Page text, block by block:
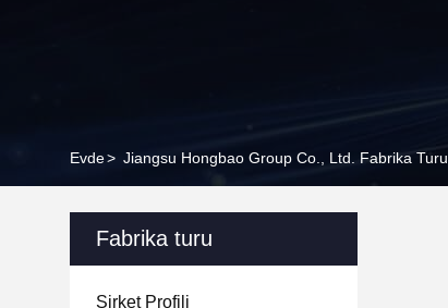
Evde> Jiangsu Hongbao Group Co., Ltd. Fabrika Turu
Fabrika turu
Şirket Profili